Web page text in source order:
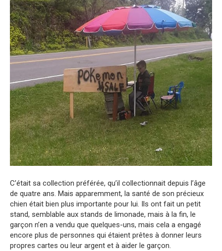
C’était sa collection préférée, qu’il collectionnait depuis l’âge
de quatre ans. Mais apparemment, la santé de son précieux
chien était bien plus importante pour lui. Ils ont fait un petit
stand, semblable aux stands de limonade, mais à la fin, le
garçon n’en a vendu que quelques-uns, mais cela a engagé
encore plus de personnes qui étaient prêtes à donner leurs
propres cartes ou leur argent et à aider le garçon.